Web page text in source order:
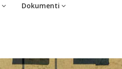
Dokumenti